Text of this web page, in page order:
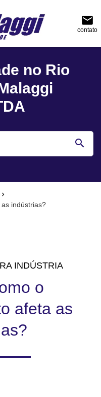
email
contato
no Rio
search
indústrias?
nº 983, salas 3 e 4
Grande do Sul
INDÚSTRIA
o
afeta as